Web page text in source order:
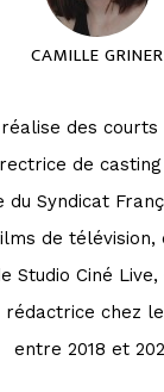
CAMILLE GRINER
des
de
Syndicat
de
Studio Ciné
rédactrice chez
entre 2018 et